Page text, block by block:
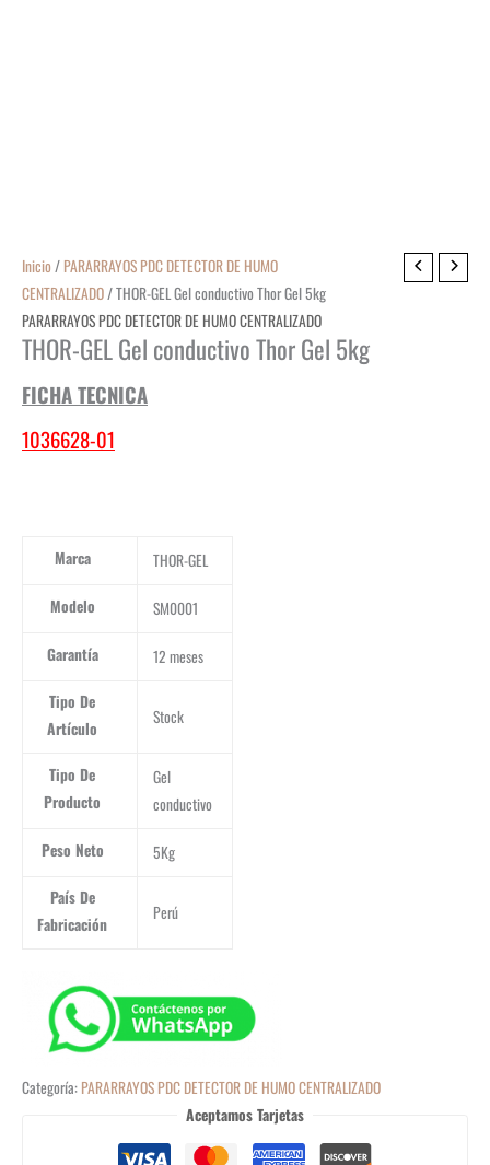
Inicio/ PARARRAYOS PDC DETECTOR DE HUMO
CENTRALIZADO/ THOR-GEL Gel conductivo Thor Gel 5kg
PARARRAYOS PDC DETECTOR DE HUMO CENTRALIZADO
THOR-GEL Gel conductivo Thor Gel 5kg
FICHA TECNICA
1036628-01
Marca THOR-GEL
Modelo SM0001
Garantía 12 meses
Tipo De
Artículo
Stock
Tipo De
Producto
Gel
conductivo
Peso Neto 5Kg
País De
Fabricación
Perú
Categoría: PARARRAYOS PDC DETECTOR DE HUMO CENTRALIZADO
Aceptamos Tarjetas